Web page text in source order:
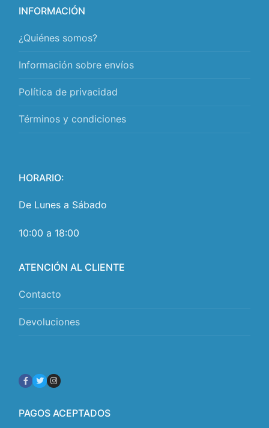
INFORMACIÓN
¿Quiénes somos?
Información sobre envíos
Política de privacidad
Términos y condiciones
HORARIO:
De Lunes a Sábado
10:00 a 18:00
ATENCIÓN AL CLIENTE
Contacto
Devoluciones
PAGOS ACEPTADOS